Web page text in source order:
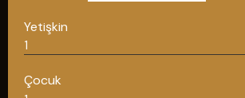
Yetişkin
ÇocukTürkçe